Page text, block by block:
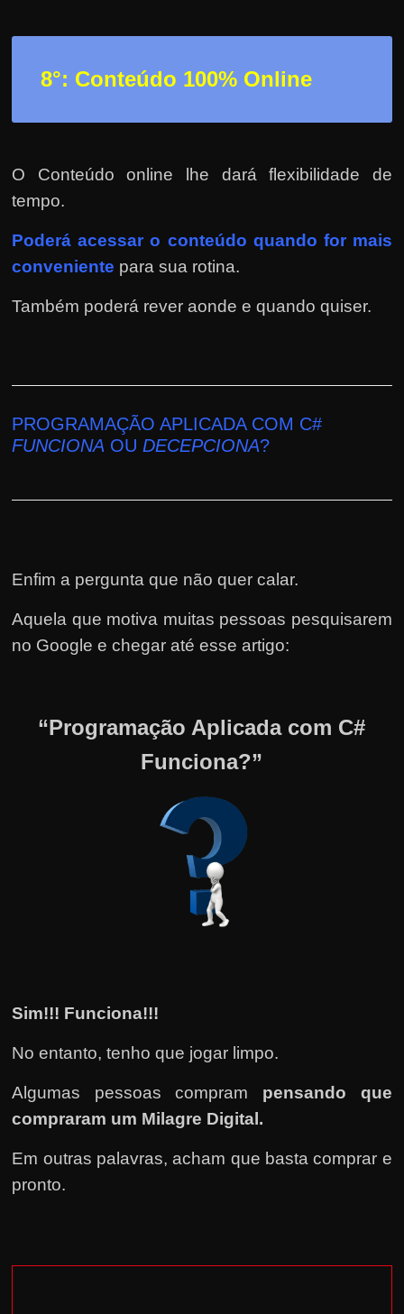
8°: Conteúdo 100% Online
O Conteúdo online lhe dará flexibilidade de
tempo.
Poderá acessar o conteúdo quando for mais
conveniente para sua rotina.
Também poderá rever aonde e quando quiser.
PROGRAMAÇÃO APLICADA COM C#
FUNCIONA OUDECEPCIONA?
Enfim a pergunta que não quer calar.
Aquela que motiva muitas pessoas pesquisarem
no Google e chegar até esse artigo:
“Programação Aplicada com C#
Funciona?”
Sim!!! Funciona!!!
No entanto, tenho que jogar limpo.
Algumas pessoas compram pensando que
compraram um Milagre Digital.
Em outras palavras, acham que basta comprar e
pronto.